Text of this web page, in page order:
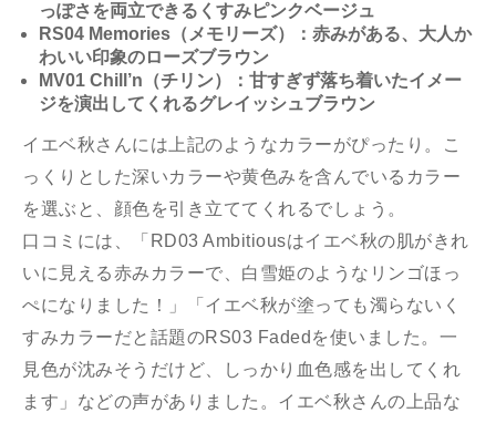
っぽさを両立できるくすみピンクベージュ
RS04 Memories（メモリーズ）：赤みがある、大人か
わいい印象のローズブラウン
MV01 Chill’n（チリン）：甘すぎず落ち着いたイメー
ジを演出してくれるグレイッシュブラウン
イエベ秋さんには上記のようなカラーがぴったり。こ
っくりとした深いカラーや黄色みを含んでいるカラー
を選ぶと、顔色を引き立ててくれるでしょう。
口コミには、「RD03 Ambitiousはイエベ秋の肌がきれ
いに見える赤みカラーで、白雪姫のようなリンゴほっ
ぺになりました！」「イエベ秋が塗っても濁らないく
すみカラーだと話題のRS03 Fadedを使いました。一
見色が沈みそうだけど、しっかり血色感を出してくれ
ます」などの声がありました。イエベ秋さんの上品な